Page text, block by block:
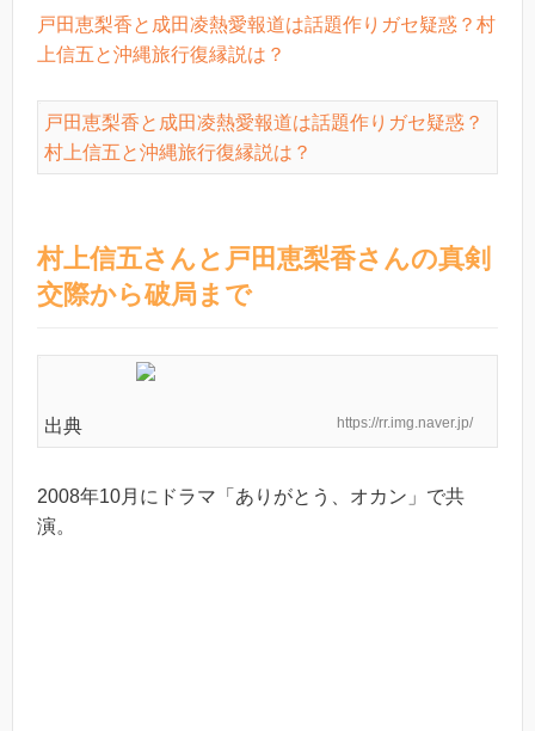
戸田恵梨香と成田凌熱愛報道は話題作りガセ疑惑？村
上信五と沖縄旅行復縁説は？
戸田恵梨香と成田凌熱愛報道は話題作りガセ疑惑？
村上信五と沖縄旅行復縁説は？
村上信五さんと戸田恵梨香さんの真剣
交際から破局まで
出典 https://rr.img.naver.jp/
2008年10月にドラマ「ありがとう、オカン」で共
演。